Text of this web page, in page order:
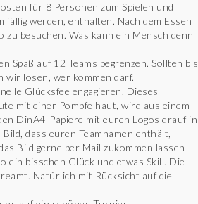
für 8 Personen zum Spielen und
werden, enthalten. Nach dem Essen
zu besuchen. Was kann ein Mensch denn
Spaß auf 12 Teams begrenzen. Sollten bis
wir losen, wer kommen darf.
Glücksfee engagieren. Dieses
mit einer Pompfe haut, wird aus einem
DinA4-Papiere mit euren Logos drauf in
dass euren Teamnamen enthält,
Bild gerne per Mail zukommen lassen
ein bisschen Glück und etwas Skill. Die
Natürlich mit Rücksicht auf die